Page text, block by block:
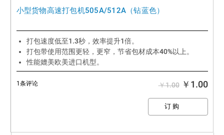
小型货物高速打包机505A/512A（钻蓝色）
打包速度低至1.3秒，效率提升1倍。
打包带使用范围更轻，更窄，节省包材成本40%以上。
性能媲美欧美进口机型。
￥1.00￥1.00
1条评论